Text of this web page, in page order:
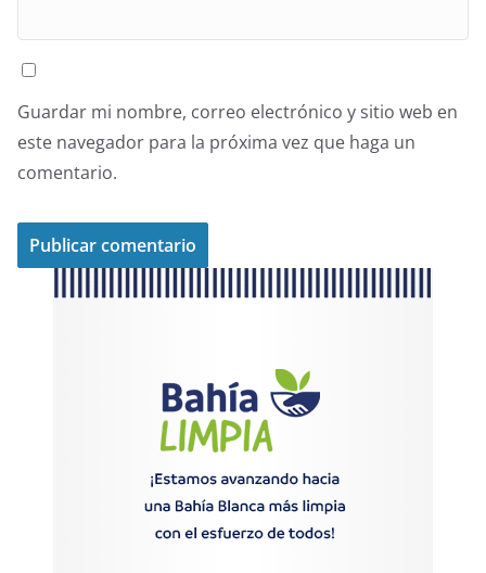
Guardar mi nombre, correo electrónico y sitio web en
este navegador para la próxima vez que haga un
comentario.